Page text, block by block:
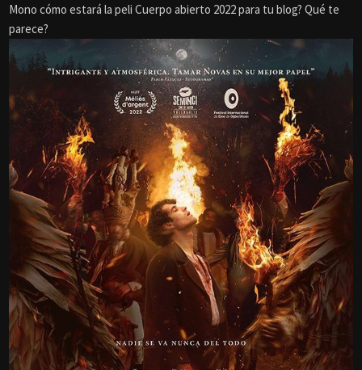
Mono cómo estará la peli Cuerpo abierto 2022 para tu blog? Qué te
parece?